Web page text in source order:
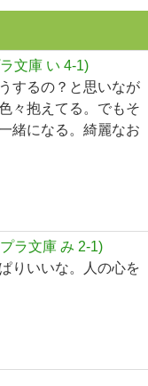
文庫 い 4-1)
するの？と思いなが
々抱えてる。でもそ
緒になる。綺麗なお
ラ文庫 み 2-1)
りいいな。人の心を